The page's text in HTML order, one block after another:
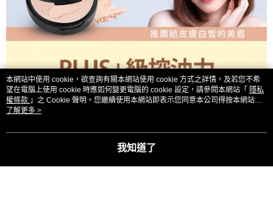
本網站中使用 cookie，欲查詢有關本網站使用 cookie 方式之詳情，及若您不希
望在電腦上使用 cookie 時應如何變更電腦的 cookie 設定，請參閱本網站「 隱私
權條款 」之 Cookie 聲明。您繼續使用本網站即表示您同意本公司得按本網站使
用條款之 Cookie 聲明使用 cookie。
了解更多 >
我知道了